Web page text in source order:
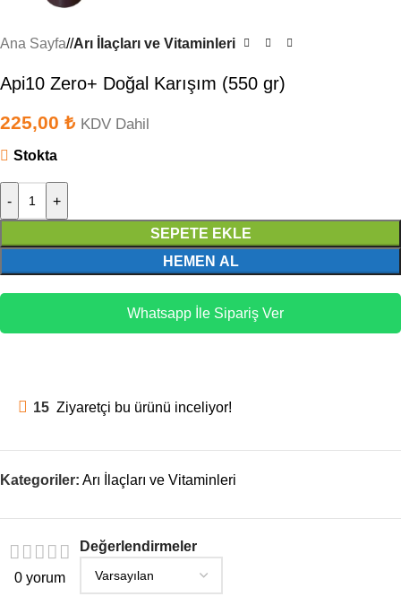
Ana Sayfa/ Arı İlaçları ve Vitaminleri
Api10 Zero+ Doğal Karışım (550 gr)
225,00 ₺ KDV Dahil
Stokta
- +
SEPETE EKLE
HEMEN AL
Whatsapp İle Sipariş Ver
15 Ziyaretçi bu ürünü inceliyor!
Kategoriler: Arı İlaçları ve Vitaminleri
0 yorum
Değerlendirmeler